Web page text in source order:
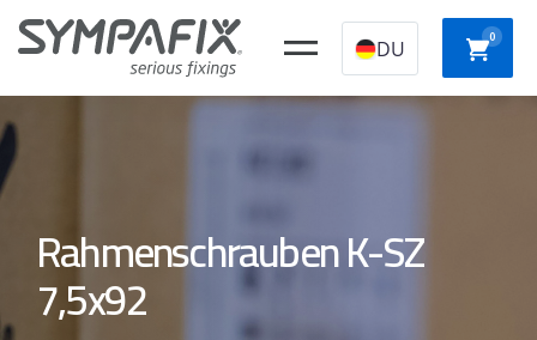
DU 0
Isolierungsdornen
Rahmenschrauben K-SZ
7,5x92